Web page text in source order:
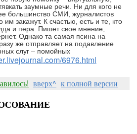
заумные речи. Ни для кого не
большинство СМИ, журналистов
закажут. К счастью, есть и те, кто
и пера. Пишет свое мнение,
Однако та самая псина на
же отправляет на подавление
слуг – помойных
6976.html
вверх^ к полной версии